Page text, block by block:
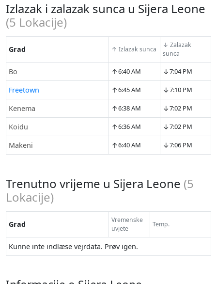
Izlazak i zalazak sunca u Sijera Leone
(5 Lokacije)
Grad ↑ Izlazak sunca
↓ Zalazak
sunca
Bo ↑6:40 AM ↓7:04 PM
Freetown ↑6:45 AM ↓7:10 PM
Kenema ↑6:38 AM ↓7:02 PM
Koidu ↑6:36 AM ↓7:02 PM
Makeni ↑6:40 AM ↓7:06 PM
Trenutno vrijeme u Sijera Leone (5
Lokacije)
Grad
Vremenske
uvjete
Temp.
Kunne inte indlæse vejrdata. Prøv igen.